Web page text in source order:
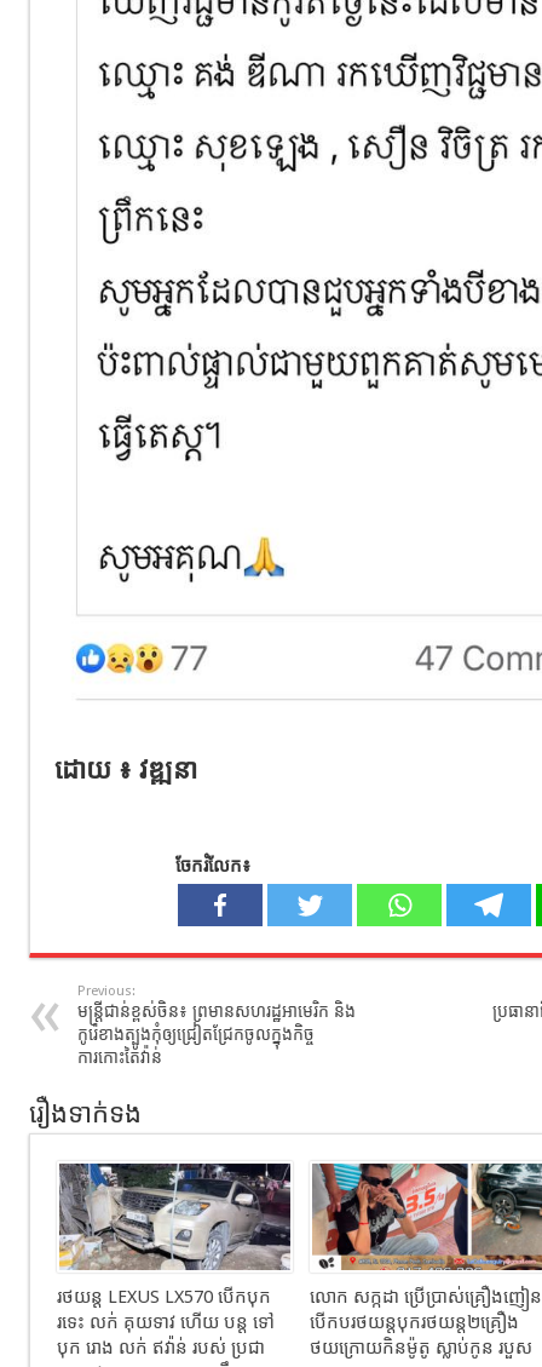
ដោយ ៖ វឌ្ឍនា
ចែករំលែក៖
Previous:
មន្រ្តី​ជាន់ខ្ពស់​ចិន៖​ ព្រមានសហរដ្ឋអាមេរិក និង
កូរ៉េខាងត្បូងកុំឲ្យជ្រៀតជ្រែកចូលក្នុងកិច្ច
ការកោះតៃវ៉ាន់
ប្រធាន
រឿងទាក់ទង
រថយន្ដ LEXUS LX570 បេីកបុក
រទេះ លក់ គុយទាវ ហេីយ បន្ត ទៅ
បុក រោង លក់ ឥវ៉ាន់ របស់ ប្រជា
លោក សក្កដា ប្រើប្រាស់គ្រឿងញៀន
បើកបរថយន្តបុករថយន្ត២គ្រឿង
ថយក្រោយកិនម៉ូតូ ស្លាប់កូន របួស